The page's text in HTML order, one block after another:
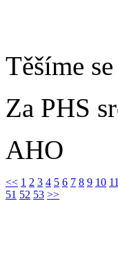
Těšíme
Za PHS
AHO
<< 1 2 3 4 5 6 7 8 9 10 11
51 52 53 >>